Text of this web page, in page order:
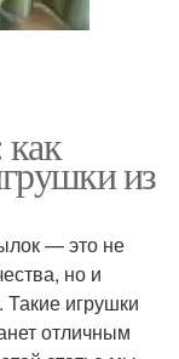
из
— это не
но и
Такие игрушки
отличным